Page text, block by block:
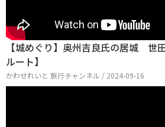
【城めぐり】奥州吉良氏の居城
ルート】
かわせれいと 旅行チャンネル / 2024-09-16